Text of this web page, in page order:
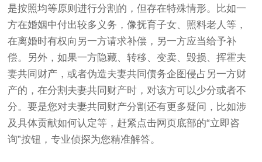
是按照均等原则进行分割的，但存在特殊情形。比如一
方在婚姻中付出较多义务，像抚育子女、照料老人等，
在离婚时有权向另一方请求补偿，另一方应当给予补
偿。另外，如果一方隐藏、转移、变卖、毁损、挥霍夫
妻共同财产，或者伪造夫妻共同债务企图侵占另一方财
产的，在分割夫妻共同财产时，对该方可以少分或者不
分。要是您对夫妻共同财产分割还有更多疑问，比如涉
及具体贡献如何认定等，赶紧点击网页底部的“立即咨
询”按钮，专业侦探为您精准解答。